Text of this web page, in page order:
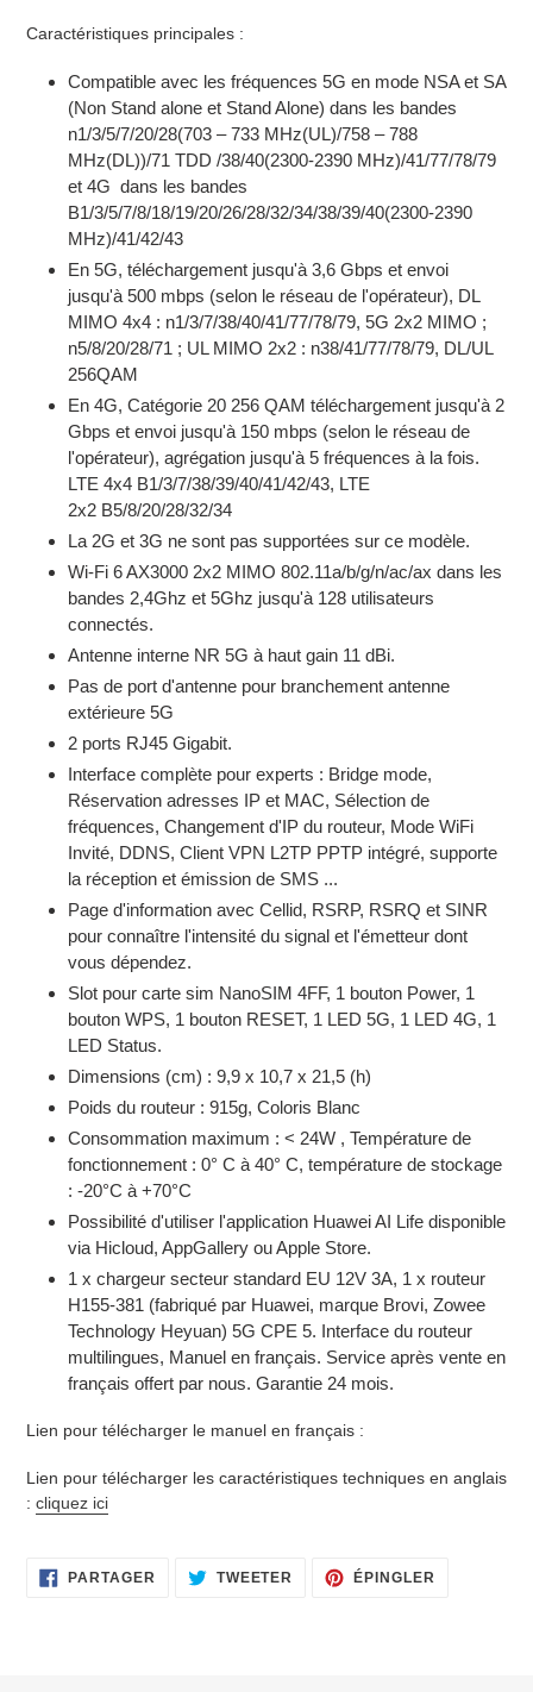
Caractéristiques principales :
Compatible avec les fréquences 5G en mode NSA et SA
(Non Stand alone et Stand Alone) dans les bandes
n1/3/5/7/20/28(703 – 733 MHz(UL)/758 – 788
MHz(DL))/71 TDD /38/40(2300-2390 MHz)/41/77/78/79
et 4G dans les bandes
B1/3/5/7/8/18/19/20/26/28/32/34/38/39/40(2300-2390
MHz)/41/42/43
En 5G, téléchargement jusqu'à 3,6 Gbps et envoi
jusqu'à 500 mbps (selon le réseau de l'opérateur), DL
MIMO 4x4 : n1/3/7/38/40/41/77/78/79, 5G 2x2 MIMO ;
n5/8/20/28/71 ; UL MIMO 2x2 : n38/41/77/78/79, DL/UL
256QAM
En 4G, Catégorie 20 256 QAM téléchargement jusqu'à 2
Gbps et envoi jusqu'à 150 mbps (selon le réseau de
l'opérateur), agrégation jusqu'à 5 fréquences à la fois.
LTE 4x4 B1/3/7/38/39/40/41/42/43, LTE
2x2 B5/8/20/28/32/34
La 2G et 3G ne sont pas supportées sur ce modèle.
Wi-Fi 6 AX3000 2x2 MIMO 802.11a/b/g/n/ac/ax dans les
bandes 2,4Ghz et 5Ghz jusqu'à 128 utilisateurs
connectés.
Antenne interne NR 5G à haut gain 11 dBi.
Pas de port d'antenne pour branchement antenne
extérieure 5G
2 ports RJ45 Gigabit.
Interface complète pour experts : Bridge mode,
Réservation adresses IP et MAC, Sélection de
fréquences, Changement d'IP du routeur, Mode WiFi
Invité, DDNS, Client VPN L2TP PPTP intégré, supporte
la réception et émission de SMS ...
Page d'information avec Cellid, RSRP, RSRQ et SINR
pour connaître l'intensité du signal et l'émetteur dont
vous dépendez.
Slot pour carte sim NanoSIM 4FF, 1 bouton Power, 1
bouton WPS, 1 bouton RESET, 1 LED 5G, 1 LED 4G, 1
LED Status.
Dimensions (cm) : 9,9 x 10,7 x 21,5 (h)
Poids du routeur : 915g, Coloris Blanc
Consommation maximum : < 24W , Température de
fonctionnement : 0° C à 40° C, température de stockage
: -20°C à +70°C
Possibilité d'utiliser l'application Huawei AI Life disponible
via Hicloud, AppGallery ou Apple Store.
1 x chargeur secteur standard EU 12V 3A, 1 x routeur
H155-381 (fabriqué par Huawei, marque Brovi, Zowee
Technology Heyuan) 5G CPE 5. Interface du routeur
multilingues, Manuel en français. Service après vente en
français offert par nous. Garantie 24 mois.
Lien pour télécharger le manuel en français :
Lien pour télécharger les caractéristiques techniques en anglais
: cliquez ici
PARTAGER PARTAGER
SUR
TWEETER TWEETER
SUR
ÉPINGLER